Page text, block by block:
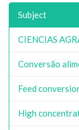
Subject
CIENCIAS
Conversão
Feed
High